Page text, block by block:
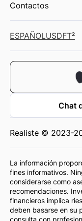
Contactos
ESPAÑOLUSDFT²
Chat
Realiste © 2023-
La información
fines informativos.
considerarse como
recomendaciones.
financieros implica
deben basarse en su